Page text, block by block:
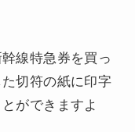
線特急券を買っ
切符の紙に印字
ができますよ